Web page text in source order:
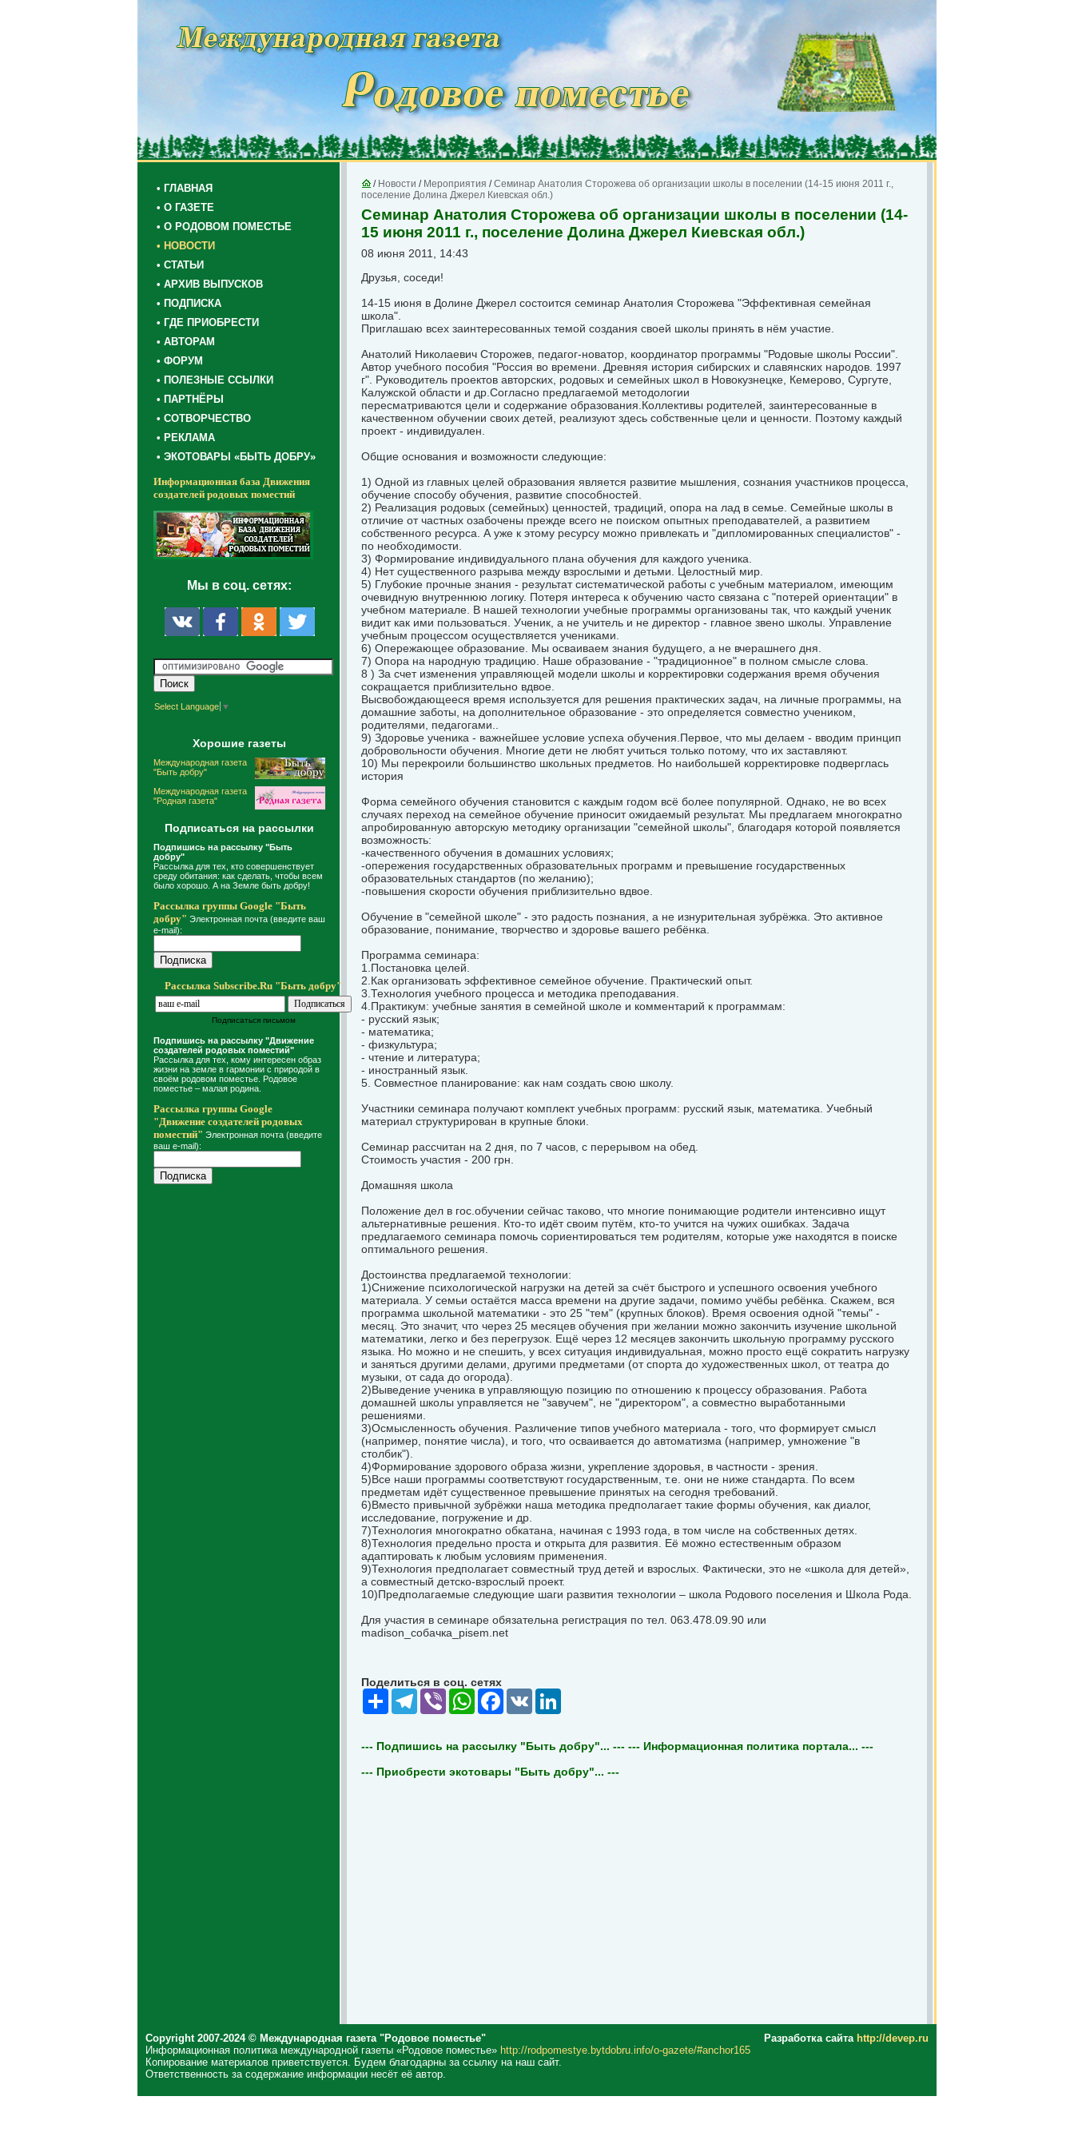
• ГЛАВНАЯ
• О ГАЗЕТЕ
• О РОДОВОМ ПОМЕСТЬЕ
• НОВОСТИ
• СТАТЬИ
• АРХИВ ВЫПУСКОВ
• ПОДПИСКА
• ГДЕ ПРИОБРЕСТИ
• АВТОРАМ
• ФОРУМ
• ПОЛЕЗНЫЕ ССЫЛКИ
• ПАРТНЁРЫ
• СОТВОРЧЕСТВО
• РЕКЛАМА
• ЭКОТОВАРЫ «БЫТЬ ДОБРУ»
Информационная база Движения
создателей родовых поместий
Мы в соц. сетях:
Select Language ▼
Хорошие газеты
Международная газета
"Быть добру"
Международная газета
"Родная газета"
Подписаться на рассылки
Подпишись на рассылку "Быть
добру"
Рассылка для тех, кто совершенствует
среду обитания: как сделать, чтобы всем
было хорошо. А на Земле быть добру!
Рассылка группы Google "Быть
добру" Электронная почта (введите ваш
e-mail):
Рассылка Subscribe.Ru "Быть добру"
Подписаться письмом
Подпишись на рассылку "Движение
создателей родовых поместий"
Рассылка для тех, кому интересен образ
жизни на земле в гармонии с природой в
своём родовом поместье. Родовое
поместье – малая родина.
Рассылка группы Google
"Движение создателей родовых
поместий" Электронная почта (введите
ваш e-mail):
/ Новости / Мероприятия /Семинар Анатолия Сторожева об организации школы в поселении (14-15 июня 2011 г.,
поселение Долина Джерел Киевская обл.)
Семинар Анатолия Сторожева об организации школы в поселении (14-
15 июня 2011 г., поселение Долина Джерел Киевская обл.)
08 июня 2011, 14:43
Друзья, соседи!
14-15 июня в Долине Джерел состоится семинар Анатолия Сторожева "Эффективная семейная
школа".
Приглашаю всех заинтересованных темой создания своей школы принять в нём участие.
Анатолий Николаевич Сторожев, педагог-новатор, координатор программы "Родовые школы России".
Автор учебного пособия "Россия во времени. Древняя история сибирских и славянских народов. 1997
г". Руководитель проектов авторских, родовых и семейных школ в Новокузнецке, Кемерово, Сургуте,
Калужской области и др.Согласно предлагаемой методологии
пересматриваются цели и содержание образования.Коллективы родителей, заинтересованные в
качественном обучении своих детей, реализуют здесь собственные цели и ценности. Поэтому каждый
проект - индивидуален.
Общие основания и возможности следующие:
1) Одной из главных целей образования является развитие мышления, сознания участников процесса,
обучение способу обучения, развитие способностей.
2) Реализация родовых (семейных) ценностей, традиций, опора на лад в семье. Семейные школы в
отличие от частных озабочены прежде всего не поиском опытных преподавателей, а развитием
собственного ресурса. А уже к этому ресурсу можно привлекать и "дипломированных специалистов" -
по необходимости.
3) Формирование индивидуального плана обучения для каждого ученика.
4) Нет существенного разрыва между взрослыми и детьми. Целостный мир.
5) Глубокие прочные знания - результат систематической работы с учебным материалом, имеющим
очевидную внутреннюю логику. Потеря интереса к обучению часто связана с "потерей ориентации" в
учебном материале. В нашей технологии учебные программы организованы так, что каждый ученик
видит как ими пользоваться. Ученик, а не учитель и не директор - главное звено школы. Управление
учебным процессом осуществляется учениками.
6) Опережающее образование. Мы осваиваем знания будущего, а не вчерашнего дня.
7) Опора на народную традицию. Наше образование - "традиционное" в полном смысле слова.
8 ) За счет изменения управляющей модели школы и корректировки содержания время обучения
сокращается приблизительно вдвое.
Высвобождающееся время используется для решения практических задач, на личные программы, на
домашние заботы, на дополнительное образование - это определяется совместно учеником,
родителями, педагогами..
9) Здоровье ученика - важнейшее условие успеха обучения.Первое, что мы делаем - вводим принцип
добровольности обучения. Многие дети не любят учиться только потому, что их заставляют.
10) Мы перекроили большинство школьных предметов. Но наибольшей корректировке подверглась
история
Форма семейного обучения становится с каждым годом всё более популярной. Однако, не во всех
случаях переход на семейное обучение приносит ожидаемый результат. Мы предлагаем многократно
апробированную авторскую методику организации "семейной школы", благодаря которой появляется
возможность:
-качественного обучения в домашних условиях;
-опережения государственных образовательных программ и превышение государственных
образовательных стандартов (по желанию);
-повышения скорости обучения приблизительно вдвое.
Обучение в "семейной школе" - это радость познания, а не изнурительная зубрёжка. Это активное
образование, понимание, творчество и здоровье вашего ребёнка.
Программа семинара:
1.Постановка целей.
2.Как организовать эффективное семейное обучение. Практический опыт.
3.Технология учебного процесса и методика преподавания.
4.Практикум: учебные занятия в семейной школе и комментарий к программам:
- русский язык;
- математика;
- физкультура;
- чтение и литература;
- иностранный язык.
5. Совместное планирование: как нам создать свою школу.
Участники семинара получают комплект учебных программ: русский язык, математика. Учебный
материал структурирован в крупные блоки.
Семинар рассчитан на 2 дня, по 7 часов, с перерывом на обед.
Стоимость участия - 200 грн.
Домашняя школа
Положение дел в гос.обучении сейчас таково, что многие понимающие родители интенсивно ищут
альтернативные решения. Кто-то идёт своим путём, кто-то учится на чужих ошибках. Задача
предлагаемого семинара помочь сориентироваться тем родителям, которые уже находятся в поиске
оптимального решения.
Достоинства предлагаемой технологии:
1)Снижение психологической нагрузки на детей за счёт быстрого и успешного освоения учебного
материала. У семьи остаётся масса времени на другие задачи, помимо учёбы ребёнка. Скажем, вся
программа школьной математики - это 25 "тем" (крупных блоков). Время освоения одной "темы" -
месяц. Это значит, что через 25 месяцев обучения при желании можно закончить изучение школьной
математики, легко и без перегрузок. Ещё через 12 месяцев закончить школьную программу русского
языка. Но можно и не спешить, у всех ситуация индивидуальная, можно просто ещё сократить нагрузку
и заняться другими делами, другими предметами (от спорта до художественных школ, от театра до
музыки, от сада до огорода).
2)Выведение ученика в управляющую позицию по отношению к процессу образования. Работа
домашней школы управляется не "завучем", не "директором", а совместно выработанными
решениями.
3)Осмысленность обучения. Различение типов учебного материала - того, что формирует смысл
(например, понятие числа), и того, что осваивается до автоматизма (например, умножение "в
столбик").
4)Формирование здорового образа жизни, укрепление здоровья, в частности - зрения.
5)Все наши программы соответствуют государственным, т.е. они не ниже стандарта. По всем
предметам идёт существенное превышение принятых на сегодня требований.
6)Вместо привычной зубрёжки наша методика предполагает такие формы обучения, как диалог,
исследование, погружение и др.
7)Технология многократно обкатана, начиная с 1993 года, в том числе на собственных детях.
8)Технология предельно проста и открыта для развития. Её можно естественным образом
адаптировать к любым условиям применения.
9)Технология предполагает совместный труд детей и взрослых. Фактически, это не «школа для детей»,
а совместный детско-взрослый проект.
10)Предполагаемые следующие шаги развития технологии – школа Родового поселения и Школа Рода.
Для участия в семинаре обязательна регистрация по тел. 063.478.09.90 или
mаdison_собачка_pisem.net
Поделиться в соц. сетях
Share Telegram
Viber WhatsAppFacebook
VK
--- Подпишись на рассылку "Быть добру"... --- --- Информационная политика портала... ---
--- Приобрести экотовары "Быть добру"... ---
Разработка сайта http://devep.ru
Copyright 2007-2024 © Международная газета "Родовое поместье"
Информационная политика международной газеты «Родовое поместье» http://rodpomestye.bytdobru.info/o-gazete/#anchor165
Копирование материалов приветствуется. Будем благодарны за ссылку на наш сайт.
Ответственность за содержание информации несёт её автор.